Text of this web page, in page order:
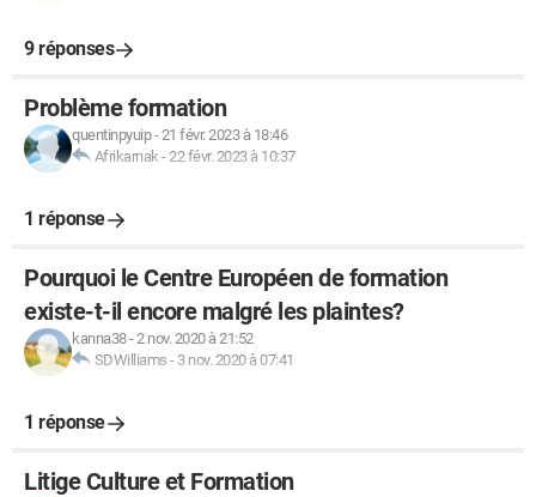
9 réponses
Problème formation
quentinpyuip-21 févr. 2023 à 18:46
Afrikarnak -22 févr. 2023 à 10:37
1 réponse
Pourquoi le Centre Européen de formation
existe-t-il encore malgré les plaintes?
kanna38-2 nov. 2020 à 21:52
SDWilliams - 3 nov. 2020 à 07:41
1 réponse
Litige Culture et Formation